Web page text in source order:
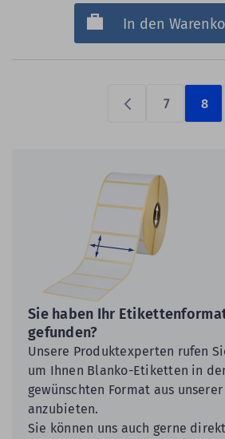
In den
7 8
Sie haben Ihr
gefunden?
Unsere Produktexperten rufen
um Ihnen Blanko-Etiketten in
gewünschten Format aus
anzubieten.
Sie können uns auch gerne